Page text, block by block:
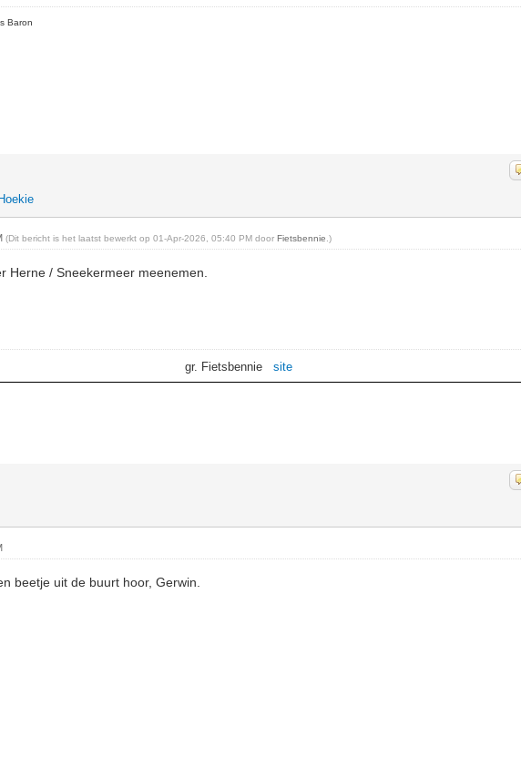
Baron
Hoekie
(Dit bericht is het laatst bewerkt op 01-Apr-2026, 05:40 PM doorFietsbennie .)
Herne / Sneekermeer meenemen.
gr. Fietsbenniesite
beetje uit de buurt hoor, Gerwin.